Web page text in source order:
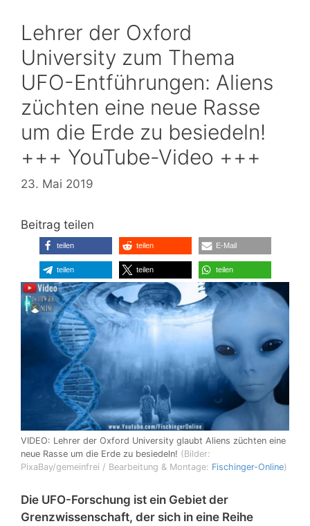
Lehrer der Oxford
University zum Thema
UFO-Entführungen: Aliens
züchten eine neue Rasse
um die Erde zu besiedeln!
+++ YouTube-Video +++
23. Mai 2019
Beitrag teilen
teilen teilen E-Mail
teilen teilen teilen
VIDEO: Lehrer der Oxford University glaubt Aliens züchten eine
neue Rasse um die Erde zu besiedeln! (Bilder:
PixaBay/gemeinfrei / Bearbeitung & Montage: Fischinger-Online)
Die UFO-Forschung ist ein Gebiet der
Grenzwissenschaft, der sich in eine Reihe